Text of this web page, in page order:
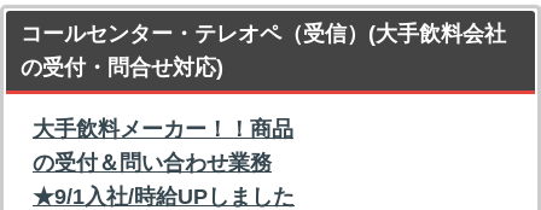
コールセンター・テレオペ（受信）(大手飲料会社
の受付・問合せ対応)
大手飲料メーカー！！商品
の受付＆問い合わせ業務
★9/1入社/時給UPしました